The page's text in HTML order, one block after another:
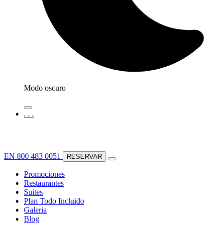
Modo oscuro
. . .
EN 800 483 0051 RESERVAR
Promociones
Restaurantes
Suites
Plan Todo Incluido
Galeria
Blog